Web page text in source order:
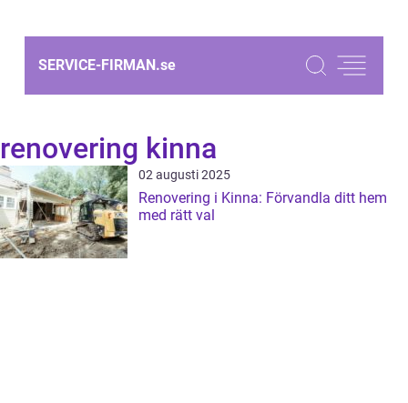
SERVICE-FIRMAN.se
renovering kinna
02 augusti 2025
Renovering i Kinna: Förvandla ditt hem
med rätt val